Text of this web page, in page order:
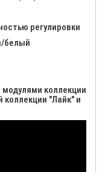
регулировки
белый
коллекции
коллекции "Лайк" и